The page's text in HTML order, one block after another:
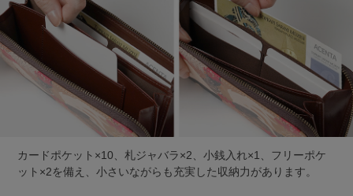
カードポケット×10、札ジャバラ×2、小銭入れ×1、フリーポケ
ット×2を備え、小さいながらも充実した収納力があります。